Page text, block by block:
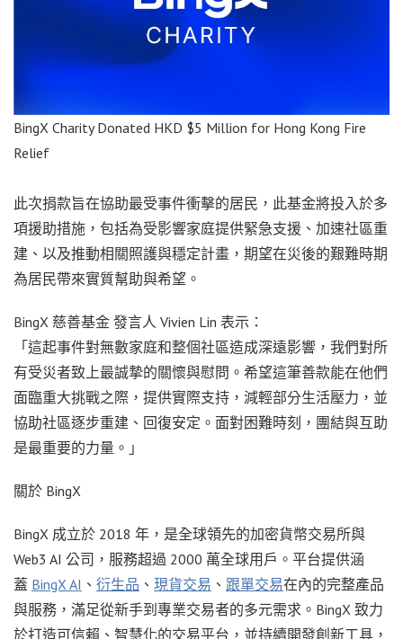
BingX Charity Donated HKD $5 Million for Hong Kong Fire
Relief
此次捐款旨在協助最受事件衝擊的居民，此基金將投入於多
項援助措施，包括為受影響家庭提供緊急支援、加速社區重
建、以及推動相關照護與穩定計畫，期望在災後的艱難時期
為居民帶來實質幫助與希望。
BingX 慈善基金 發言人 Vivien Lin 表示：
「這起事件對無數家庭和整個社區造成深遠影響，我們對所
有受災者致上最誠摯的關懷與慰問。希望這筆善款能在他們
面臨重大挑戰之際，提供實際支持，減輕部分生活壓力，並
協助社區逐步重建、回復安定。面對困難時刻，團結與互助
是最重要的力量。」
關於 BingX
BingX 成立於 2018 年，是全球領先的加密貨幣交易所與
Web3 AI 公司，服務超過 2000 萬全球用戶。平台提供涵
蓋 BingX AI 、 衍生品 、 現貨交易 、 跟單交易在內的完整產品
與服務，滿足從新手到專業交易者的多元需求。BingX 致力
於打造可信賴、智慧化的交易平台，並持續開發創新工具，